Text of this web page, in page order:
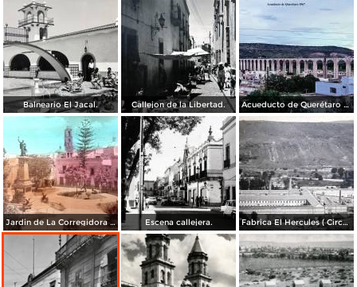
Balneario El Jacal. Callejon de la Libertad. Acueducto de Querétaro 1967
Jardin de La Corregidora ( Circulada el 3 de Noviembre de 1957 ). Escena callejera. Fabrica El Hercules ( Circulada el 22 de Junio de 1926 ).